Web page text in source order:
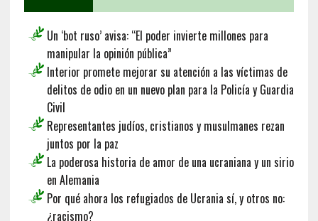
Un ‘bot ruso’ avisa: “El poder invierte millones para
manipular la opinión pública”
Interior promete mejorar su atención a las víctimas de
delitos de odio en un nuevo plan para la Policía y Guardia
Civil
Representantes judíos, cristianos y musulmanes rezan
juntos por la paz
La poderosa historia de amor de una ucraniana y un sirio
en Alemania
Por qué ahora los refugiados de Ucrania sí, y otros no:
¿racismo?